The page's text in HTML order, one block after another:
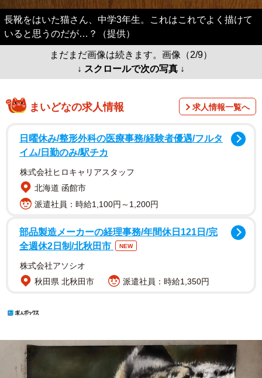
長靴をはいた猫さん、中学3年生。これはこれでよく描けて
いると思うのだが…？（提供）
まだまだ画像は続きます。画像（2/9）
↓ スクロールで次の写真 ↓
まいどなの求人情報 求人情報一覧へ
日曜休み/整形外科の医療事務/経験者優遇/フルタ
イム/日勤のみ/駅チカ
株式会社ヒロキャリアスタッフ
北海道 函館市
派遣社員：時給1,100円～1,200円
部品製造メーカーの経理事務/年間休日121日/完
全週休2日制/北秋田市
NEW
株式会社アソシオ
秋田県 北秋田市
派遣社員：時給1,350円